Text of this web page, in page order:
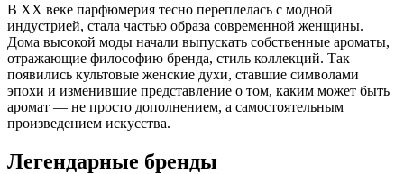
В XX веке парфюмерия тесно переплелась с модной
индустрией, стала частью образа современной женщины.
Дома высокой моды начали выпускать собственные ароматы,
отражающие философию бренда, стиль коллекций. Так
появились культовые женские духи, ставшие символами
эпохи и изменившие представление о том, каким может быть
аромат — не просто дополнением, а самостоятельным
произведением искусства.
Легендарные бренды